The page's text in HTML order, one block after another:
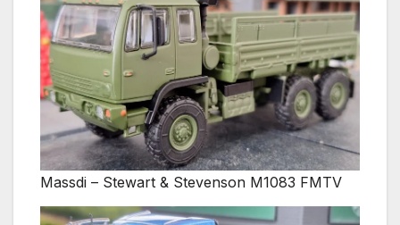
Massdi – Stewart & Stevenson M1083 FMTV